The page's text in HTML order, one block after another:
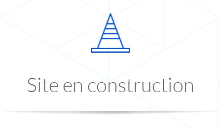
Site en construction